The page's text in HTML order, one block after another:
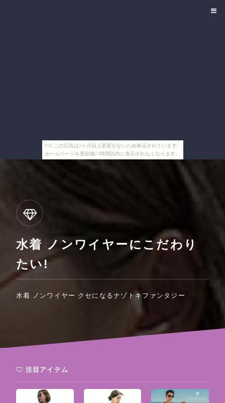
[PR] この広告は3ヶ月以上更新がないため表示されています。
ホームページを更新後24時間以内に表示されなくなります。
水着 ノンワイヤーにこだわり
たい!
水着 ノンワイヤー クセになるナゾトキファンタジー
注目アイテム